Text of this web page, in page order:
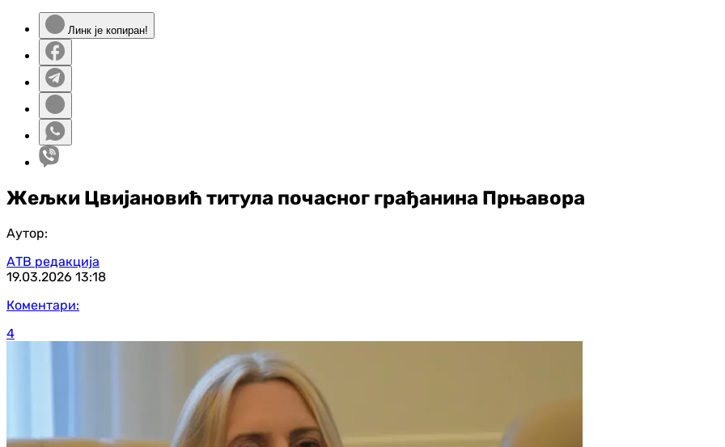
Линк је копиран!
Жељки Цвијановић титула почасног грађанина Прњавора
Аутор:
АТВ редакција
19.03.2026 13:18
Коментари:
4